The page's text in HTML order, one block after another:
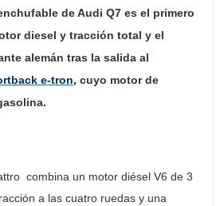
de Audi Q7 es el primero
diesel y tracción total y el
alemán tras la salida al
e-tron, cuyo motor de
combina un motor diésel V6 de 3
a las cuatro ruedas y una